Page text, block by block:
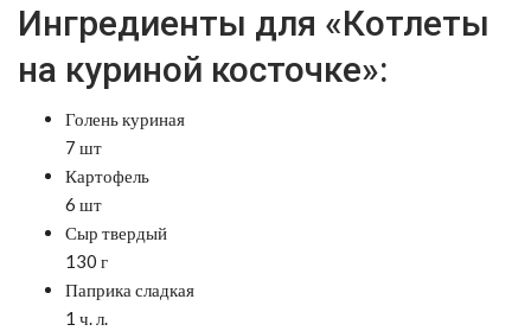
Ингредиенты для «Котлеты
на куриной косточке»:
Голень куриная
7 шт
Картофель
6 шт
Сыр твердый
130 г
Паприка сладкая
1 ч. л.